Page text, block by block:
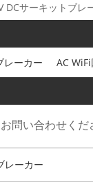
DCサーキットブレ
レーカー AC
問い合わせく